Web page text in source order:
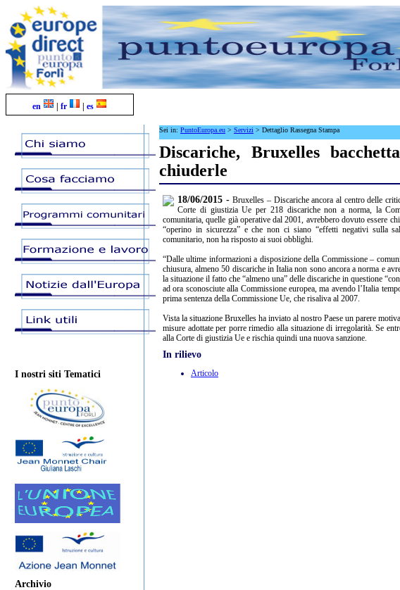
en | fr | es
I nostri siti Tematici
Archivio
Sei in: PuntoEuropa.eu > Servizi > Dettaglio Rassegna Stampa
Discariche, Bruxelles
chiuderle
18/06/2015 -Bruxelles – Discariche ancora al centro delle
Corte di giustizia Ue per 218 discariche non a norma, la
comunitaria, quelle già operative dal 2001, avrebbero dovuto essere
“operino in sicurezza” e che non ci siano “effetti negativi sulla
comunitario, non ha risposto ai suoi obblighi.
“Dalle ultime informazioni a disposizione della Commissione –
chiusura, almeno 50 discariche in Italia non sono ancora a norma e
la situazione il fatto che “almeno una” delle discariche in questione
ad ora sconosciute alla Commissione europea, ma avendo l’Italia
prima sentenza della Commissione Ue, che risaliva al 2007.
Vista la situazione Bruxelles ha inviato al nostro Paese un parere
misure adottate per porre rimedio alla situazione di irregolarità. Se
alla Corte di giustizia Ue e rischia quindi una nuova sanzione.
In rilievo
Articolo